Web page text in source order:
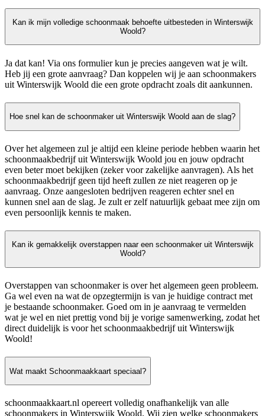
Kan ik mijn volledige schoonmaak behoefte uitbesteden in Winterswijk
Woold?
Ja dat kan! Via ons formulier kun je precies aangeven wat je wilt.
Heb jij een grote aanvraag? Dan koppelen wij je aan schoonmakers
uit Winterswijk Woold die een grote opdracht zoals dit aankunnen.
Hoe snel kan de schoonmaker uit Winterswijk Woold aan de slag?
Over het algemeen zul je altijd een kleine periode hebben waarin het
schoonmaakbedrijf uit Winterswijk Woold jou en jouw opdracht
even beter moet bekijken (zeker voor zakelijke aanvragen). Als het
schoonmaakbedrijf geen tijd heeft zullen ze niet reageren op je
aanvraag. Onze aangesloten bedrijven reageren echter snel en
kunnen snel aan de slag. Je zult er zelf natuurlijk gebaat mee zijn om
even persoonlijk kennis te maken.
Kan ik gemakkelijk overstappen naar een schoonmaker uit Winterswijk
Woold?
Overstappen van schoonmaker is over het algemeen geen probleem.
Ga wel even na wat de opzegtermijn is van je huidige contract met
je bestaande schoonmaker. Goed om in je aanvraag te vermelden
wat je wel en niet prettig vond bij je vorige samenwerking, zodat het
direct duidelijk is voor het schoonmaakbedrijf uit Winterswijk
Woold!
Wat maakt Schoonmaakkaart speciaal?
schoonmaakkaart.nl opereert volledig onafhankelijk van alle
schoonmakers in Winterswijk Woold. Wij zien welke schoonmakers